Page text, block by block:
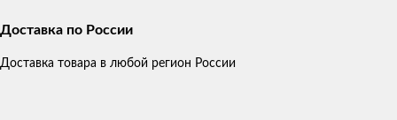
Доставка по России
Доставка товара в любой регион России